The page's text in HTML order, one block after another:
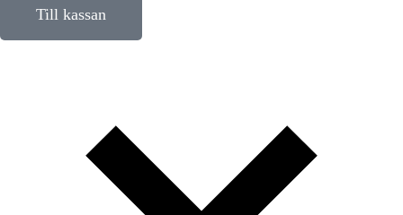
Till kassan